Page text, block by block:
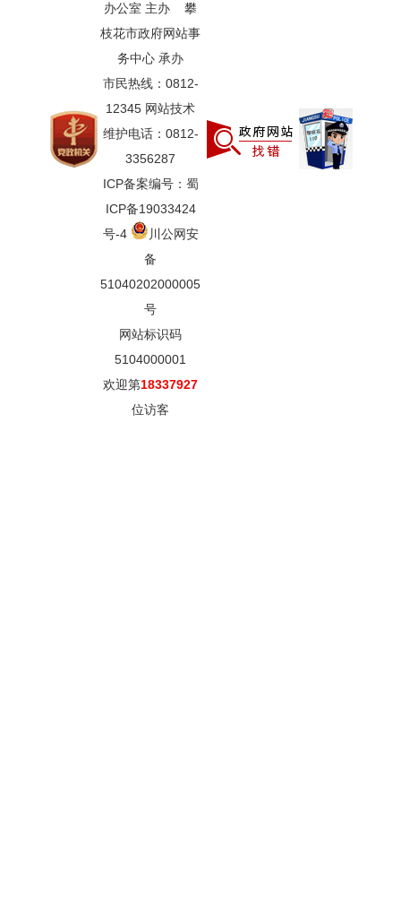
办公室 主办 攀
枝花市政府网站事
务中心 承办
市民热线：0812-
12345 网站技术
维护电话：0812-
3356287
ICP备案编号：蜀
ICP备19033424
号-4
川公网安
备
51040202000005
号
网站标识码
5104000001
欢迎第18337927
位访客